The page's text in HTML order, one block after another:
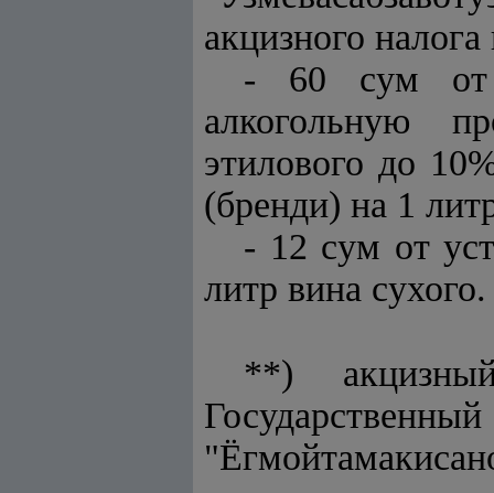
акцизного
- 60 сум от
алкогольную
этилового до
(бренди) на 1
- 12 сум от
литр вина сухого.
**)